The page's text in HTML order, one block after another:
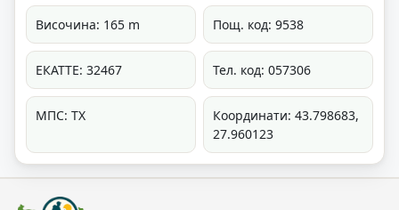
Височина: 165 m Пощ. код: 9538
ЕКАТТЕ: 32467 Тел. код: 057306
МПС: ТХ
Координати: 43.798683,
27.960123